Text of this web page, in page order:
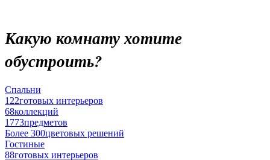
Какую комнату хотите
обустроить?
Спальни
122готовых интерьеров
68коллекций
1773предметов
Более 300цветовых решений
Гостиные
88готовых интерьеров